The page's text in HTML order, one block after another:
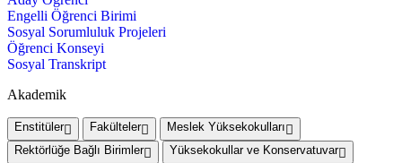
Engelli Öğrenci Birimi
Sosyal Sorumluluk Projeleri
Öğrenci Konseyi
Sosyal Transkript
Akademik
Enstitüler Fakülteler
Meslek Yüksekokulları
Rektörlüğe Bağlı Birimler
Yüksekokullar ve Konservatuvar